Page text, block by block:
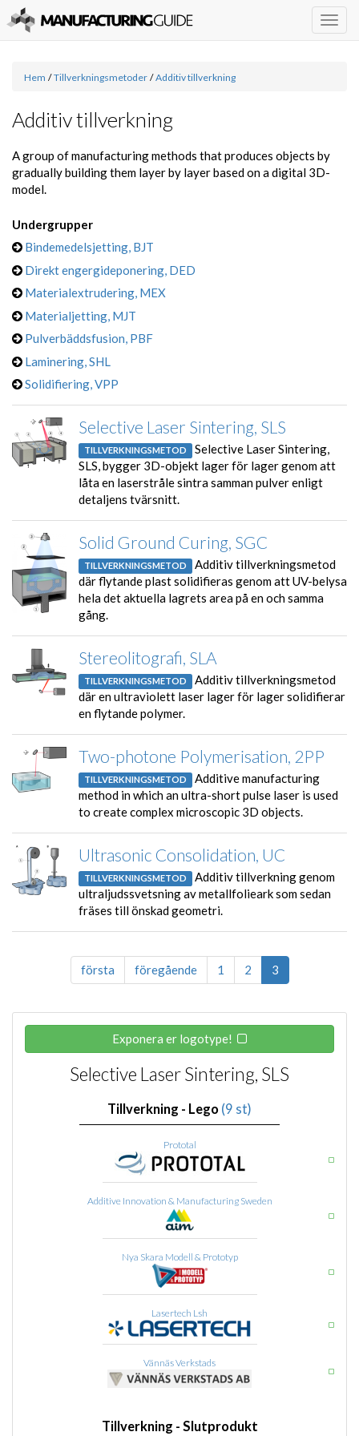
Hem / Tillverkningsmetoder / Additiv tillverkning
Additiv tillverkning
A group of manufacturing methods that produces objects by
gradually building them layer by layer based on a digital 3D-
model.
Undergrupper
Bindemedelsjetting, BJT
Direkt engergideponering, DED
Materialextrudering, MEX
Materialjetting, MJT
Pulverbäddsfusion, PBF
Laminering, SHL
Solidifiering, VPP
Selective Laser Sintering, SLS
TILLVERKNINGSMETOD Selective Laser Sintering,
SLS, bygger 3D-objekt lager för lager genom att
låta en laserstråle sintra samman pulver enligt
detaljens tvärsnitt.
Solid Ground Curing, SGC
TILLVERKNINGSMETOD Additiv tillverkningsmetod
där flytande plast solidifieras genom att UV-belysa
hela det aktuella lagrets area på en och samma
gång.
Stereolitografi, SLA
TILLVERKNINGSMETOD Additiv tillverkningsmetod
där en ultraviolett laser lager för lager solidifierar
en flytande polymer.
Two-photone Polymerisation, 2PP
TILLVERKNINGSMETOD Additive manufacturing
method in which an ultra-short pulse laser is used
to create complex microscopic 3D objects.
Ultrasonic Consolidation, UC
TILLVERKNINGSMETOD Additiv tillverkning genom
ultraljudssvetsning av metallfolieark som sedan
fräses till önskad geometri.
första föregående 1 2 3
Exponera er logotype!
Selective Laser Sintering, SLS
Tillverkning - Lego (9 st)
Prototal
Additive Innovation & Manufacturing Sweden
Nya Skara Modell & Prototyp
Lasertech Lsh
Vännäs Verkstads
Tillverkning - Slutprodukt